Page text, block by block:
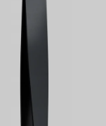
BODY